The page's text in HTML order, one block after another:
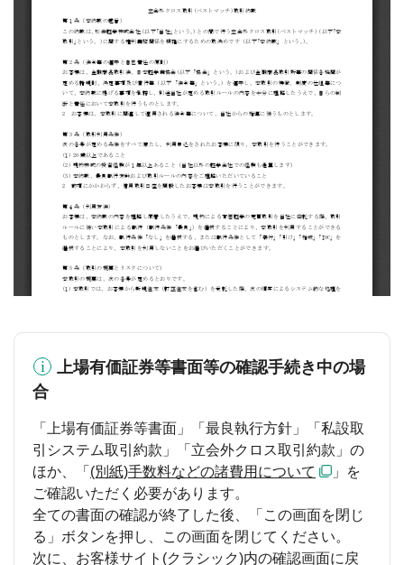
上場有価証券等書面等の確認手続き中の場
合
「上場有価証券等書面」「最良執行方針」「私設取
引システム取引約款」「立会外クロス取引約款」の
ほか、「 (別紙)手数料などの諸費用について
」を
ご確認いただく必要があります。
全ての書面の確認が終了した後、「この画面を閉じ
る」ボタンを押し、この画面を閉じてください。
次に、お客様サイト(クラシック)内の確認画面に戻